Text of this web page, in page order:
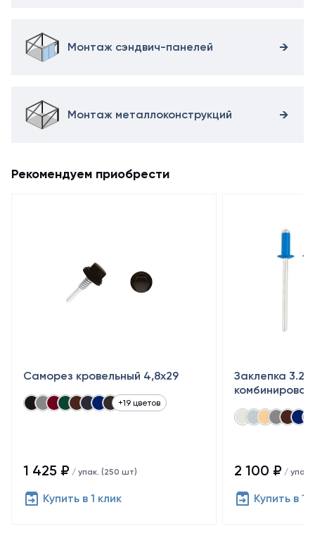
Монтаж сэндвич-панелей
Монтаж металлоконструкций
Рекомендуем приобрести
Саморез кровельный 4,8x29
+19 цветов
1 425 ₽ / упак. (250 шт)
Купить в 1 клик
Заклепка
2 100 ₽ / упак.
Купить в 1